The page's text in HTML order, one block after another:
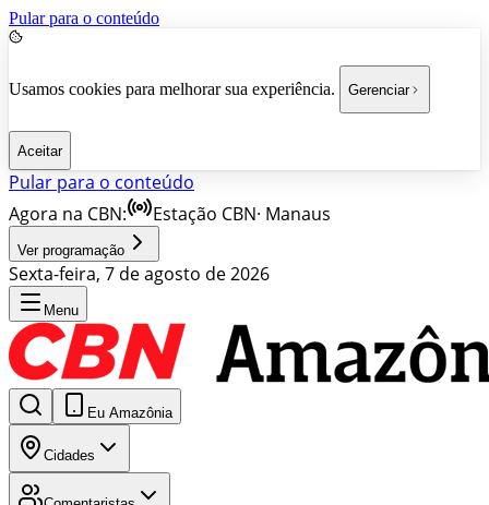
Pular para o conteúdo
Usamos cookies para melhorar sua experiência. Gerenciar
Aceitar
Pular para o conteúdo
Agora na CBN:
Estação CBN· Manaus
Ver programação
Sexta-feira, 7 de agosto de 2026
Menu
Eu Amazônia
Cidades